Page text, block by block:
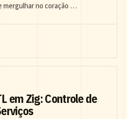
mergulhar no coração …
em Zig: Controle de